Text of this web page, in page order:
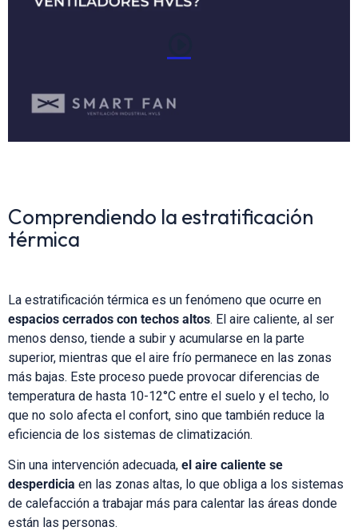
Comprendiendo la estratificación
térmica
La estratificación térmica es un fenómeno que ocurre en
espacios cerrados con techos altos. El aire caliente, al ser
menos denso, tiende a subir y acumularse en la parte
superior, mientras que el aire frío permanece en las zonas
más bajas. Este proceso puede provocar diferencias de
temperatura de hasta 10-12°C entre el suelo y el techo, lo
que no solo afecta el confort, sino que también reduce la
eficiencia de los sistemas de climatización.
Sin una intervención adecuada, el aire caliente se
desperdicia en las zonas altas, lo que obliga a los sistemas
de calefacción a trabajar más para calentar las áreas donde
están las personas.